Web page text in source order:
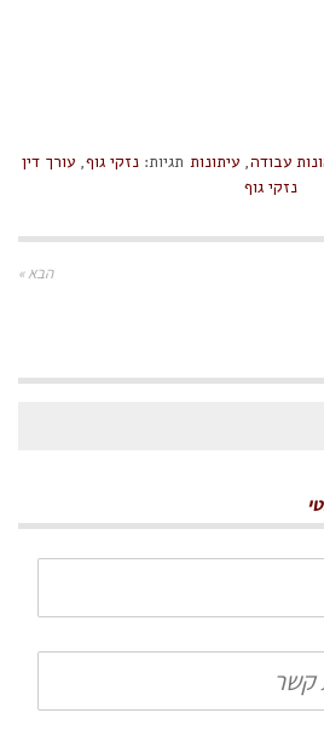
עבודה, עיתונות תגיות: נזקי גוף, עורך דין
נזקי גוף
הבא »